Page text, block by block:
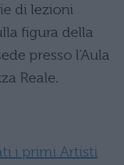
di lezioni
figura della
presso l’Aula
Reale.
i primi Artisti